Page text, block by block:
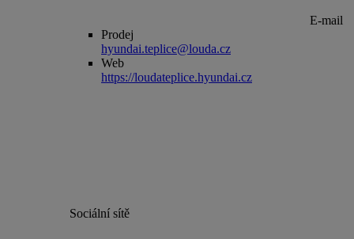
E-mail
Prodej
hyundai.teplice@louda.cz
Web
https://loudateplice.hyundai.cz
Sociální sítě